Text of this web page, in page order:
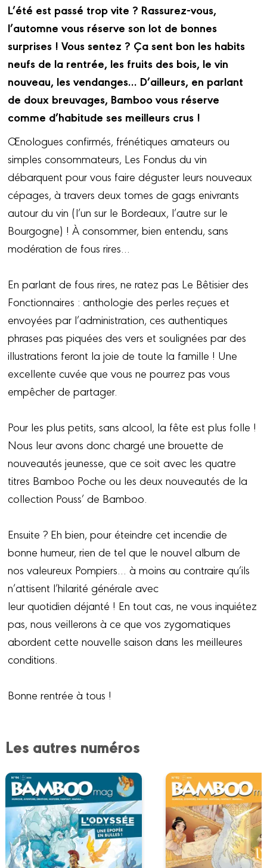
L’été est passé trop vite ? Rassurez-vous,
l’automne vous réserve son lot de bonnes
surprises ! Vous sentez ? Ça sent bon les habits
neufs de la rentrée, les fruits des bois, le vin
nouveau, les vendanges… D’ailleurs, en parlant
de doux breuvages, Bamboo vous réserve
comme d’habitude ses meilleurs crus !
Œnologues confirmés, frénétiques amateurs ou
simples consommateurs, Les Fondus du vin
débarquent pour vous faire déguster leurs nouveaux
cépages, à travers deux tomes de gags enivrants
autour du vin (l’un sur le Bordeaux, l’autre sur le
Bourgogne) ! À consommer, bien entendu, sans
modération de fous rires…
En parlant de fous rires, ne ratez pas Le Bêtisier des
Fonctionnaires : anthologie des perles reçues et
envoyées par l’administration, ces authentiques
phrases pas piquées des vers et soulignées par des
illustrations feront la joie de toute la famille ! Une
excellente cuvée que vous ne pourrez pas vous
empêcher de partager.
Pour les plus petits, sans alcool, la fête est plus folle !
Nous leur avons donc chargé une brouette de
nouveautés jeunesse, que ce soit avec les quatre
titres Bamboo Poche ou les deux nouveautés de la
collection Pouss’ de Bamboo.
Ensuite ? Eh bien, pour éteindre cet incendie de
bonne humeur, rien de tel que le nouvel album de
nos valeureux Pompiers… à moins au contraire qu’ils
n’attisent l’hilarité générale avec
leur quotidien déjanté ! En tout cas, ne vous inquiétez
pas, nous veillerons à ce que vos zygomatiques
abordent cette nouvelle saison dans les meilleures
conditions.
Bonne rentrée à tous !
Les autres numéros